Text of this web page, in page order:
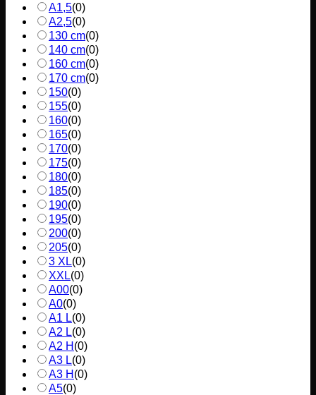
A1,5(0)
A2,5(0)
130 cm(0)
140 cm(0)
160 cm(0)
170 cm(0)
150(0)
155(0)
160(0)
165(0)
170(0)
175(0)
180(0)
185(0)
190(0)
195(0)
200(0)
205(0)
3 XL(0)
XXL(0)
A00(0)
A0(0)
A1 L(0)
A2 L(0)
A2 H (0)
A3 L(0)
A3 H (0)
A5(0)